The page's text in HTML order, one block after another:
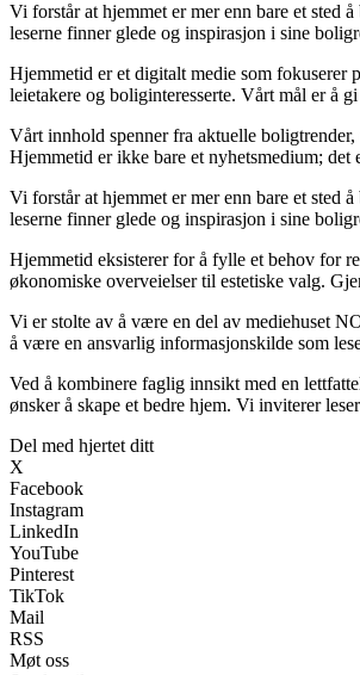
Vi forstår at hjemmet er mer enn bare et sted
leserne finner glede og inspirasjon i sine
Hjemmetid er et digitalt medie som fokuserer
leietakere og boliginteresserte. Vårt mål er å
Vårt innhold spenner fra aktuelle
Hjemmetid er ikke bare et nyhetsmedium;
Vi forstår at hjemmet er mer enn bare et sted
leserne finner glede og inspirasjon i sine
Hjemmetid eksisterer for å fylle et behov for
økonomiske overveielser til estetiske valg.
Vi er stolte av å være en del av mediehuset
å være en ansvarlig informasjonskilde som
Ved å kombinere faglig innsikt med en
ønsker å skape et bedre hjem. Vi inviterer
Del med hjertet ditt
X
Facebook
Instagram
LinkedIn
YouTube
Pinterest
TikTok
Mail
RSS
Møt oss